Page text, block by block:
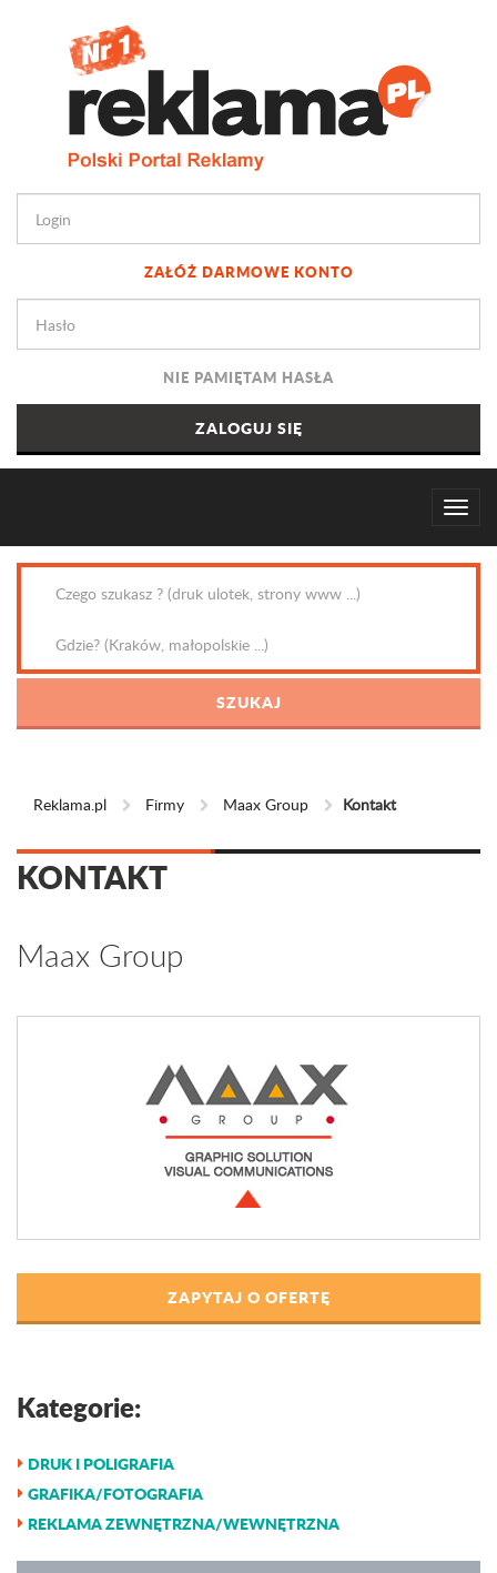
ZAŁÓŻ DARMOWE KONTO
NIE PAMIĘTAM HASŁA
Reklama.pl Firmy Maax Group Kontakt
KONTAKT
Maax Group
ZAPYTAJ O OFERTĘ
Kategorie:
DRUK I POLIGRAFIA
GRAFIKA/FOTOGRAFIA
REKLAMA ZEWNĘTRZNA/WEWNĘTRZNA